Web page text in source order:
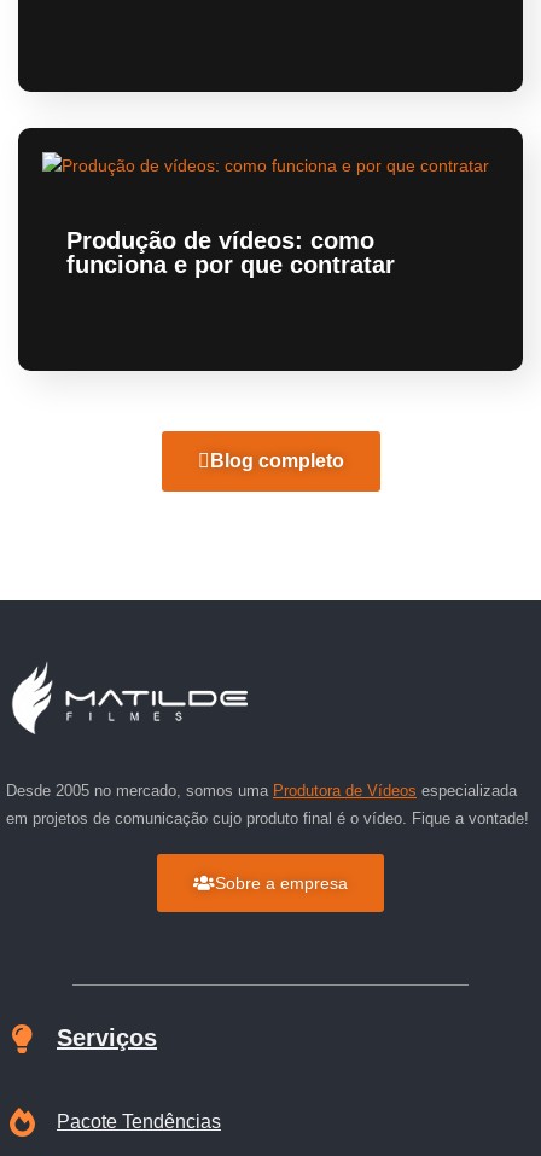
Produção de vídeos: como
funciona e por que contratar
Blog completo
Desde 2005 no mercado, somos uma Produtora de Vídeos especializada
em projetos de comunicação cujo produto final é o vídeo. Fique a vontade!
Sobre a empresa
Serviços
Pacote Tendências